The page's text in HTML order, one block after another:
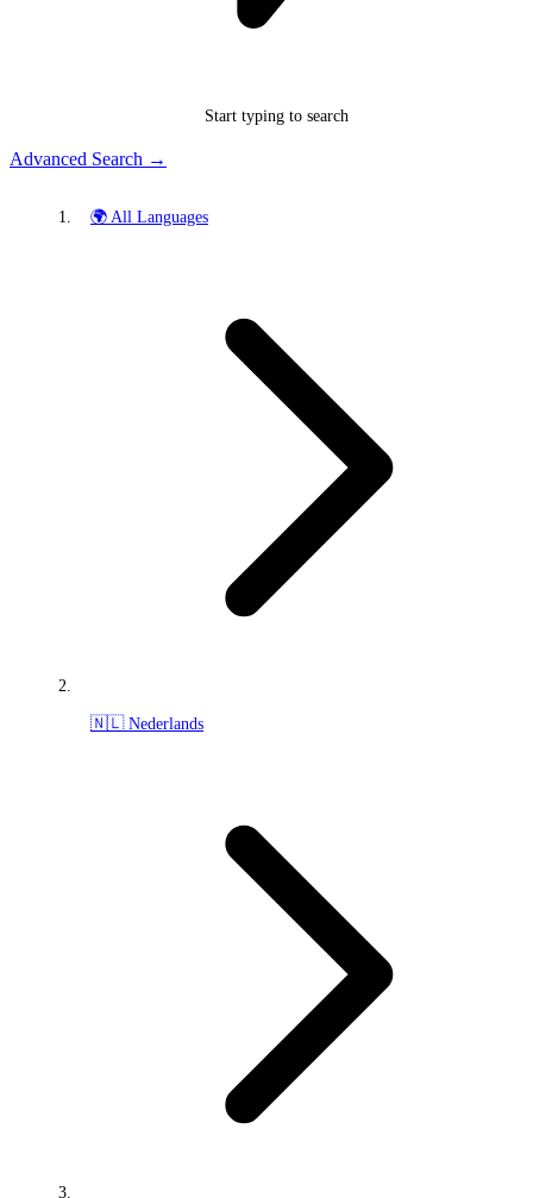
Start typing to search
Advanced Search →
🌍 All Languages
🇳🇱 Nederlands